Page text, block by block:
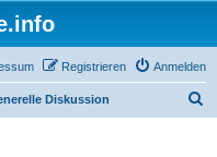
Anmelden
Registrieren
Diskussion